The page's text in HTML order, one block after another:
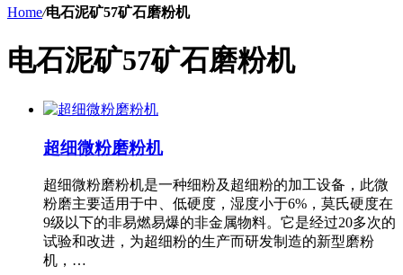
Home/电石泥矿57矿石磨粉机
电石泥矿57矿石磨粉机
超细微粉磨粉机
超细微粉磨粉机是一种细粉及超细粉的加工设备，此微
粉磨主要适用于中、低硬度，湿度小于6%，莫氏硬度在
9级以下的非易燃易爆的非金属物料。它是经过20多次的
试验和改进，为超细粉的生产而研发制造的新型磨粉
机，…